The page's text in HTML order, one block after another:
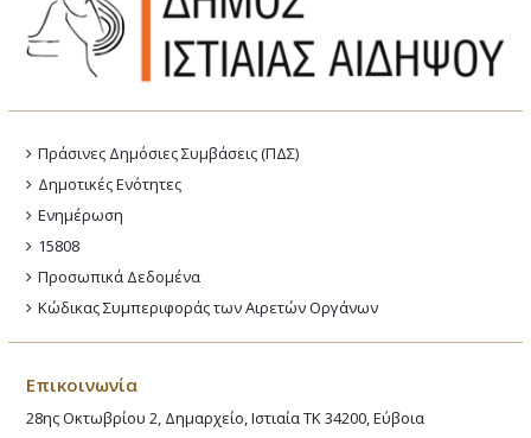
Πράσινες Δημόσιες Συμβάσεις (ΠΔΣ)
Δημοτικές Ενότητες
Ενημέρωση
15808
Προσωπικά Δεδομένα
Κώδικας Συμπεριφοράς των Αιρετών Οργάνων
Επικοινωνία
28ης Οκτωβρίου 2, Δημαρχείο, Ιστιαία ΤΚ 34200, Εύβοια